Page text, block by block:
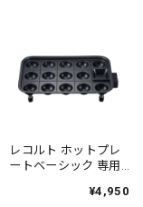
レコルト ホットプレ
ートベーシック 専用
¥4,950